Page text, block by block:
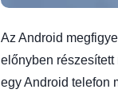
Az Android
előnyben
egy Android telefon